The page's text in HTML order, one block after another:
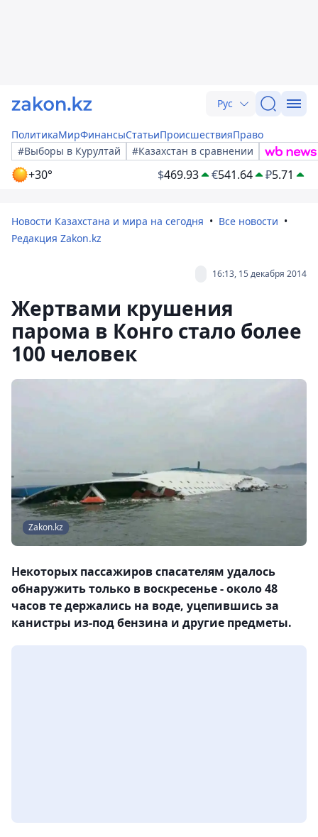
Рус
ПолитикаМирФинансыСтатьиПроисшествияПраво
#Выборы в Курултай
#Казахстан в сравнении
+30° $469.93 €541.64 ₽5.71
Новости Казахстана и мира на сегодня
Все новости
Редакция Zakon.kz
16:13, 15 декабря 2014
Жертвами крушения
парома в Конго стало более
100 человек
Zakon.kz
Некоторых пассажиров спасателям удалось
обнаружить только в воскресенье - около 48
часов те держались на воде, уцепившись за
канистры из-под бензина и другие предметы.